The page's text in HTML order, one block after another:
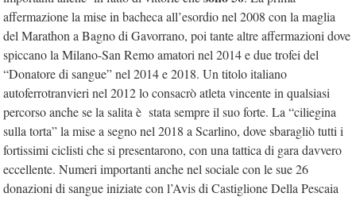
affermazione la mise in bacheca all’esordio nel 2008 con la maglia
del Marathon a Bagno di Gavorrano, poi tante altre affermazioni dove
spiccano la Milano-San Remo amatori nel 2014 e due trofei del
“Donatore di sangue” nel 2014 e 2018. Un titolo italiano
autoferrotranvieri nel 2012 lo consacrò atleta vincente in qualsiasi
percorso anche se la salita è stata sempre il suo forte. La “ciliegina
sulla torta” la mise a segno nel 2018 a Scarlino, dove sbaragliò tutti i
fortissimi ciclisti che si presentarono, con una tattica di gara davvero
eccellente. Numeri importanti anche nel sociale con le sue 26
donazioni di sangue iniziate con l’Avis di Castiglione Della Pescaia